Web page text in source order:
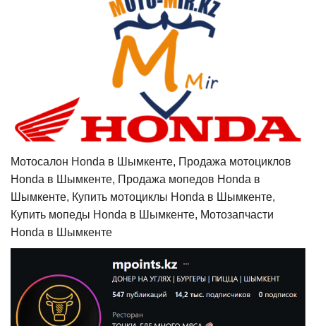
Мотосалон Honda в Шымкенте, Продажа мотоциклов
Honda в Шымкенте, Продажа мопедов Honda в
Шымкенте, Купить мотоциклы Honda в Шымкенте,
Купить мопеды Honda в Шымкенте, Мотозапчасти
Honda в Шымкенте